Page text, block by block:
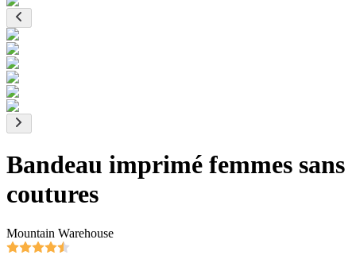
Bandeau imprimé femmes sans
coutures
Mountain Warehouse